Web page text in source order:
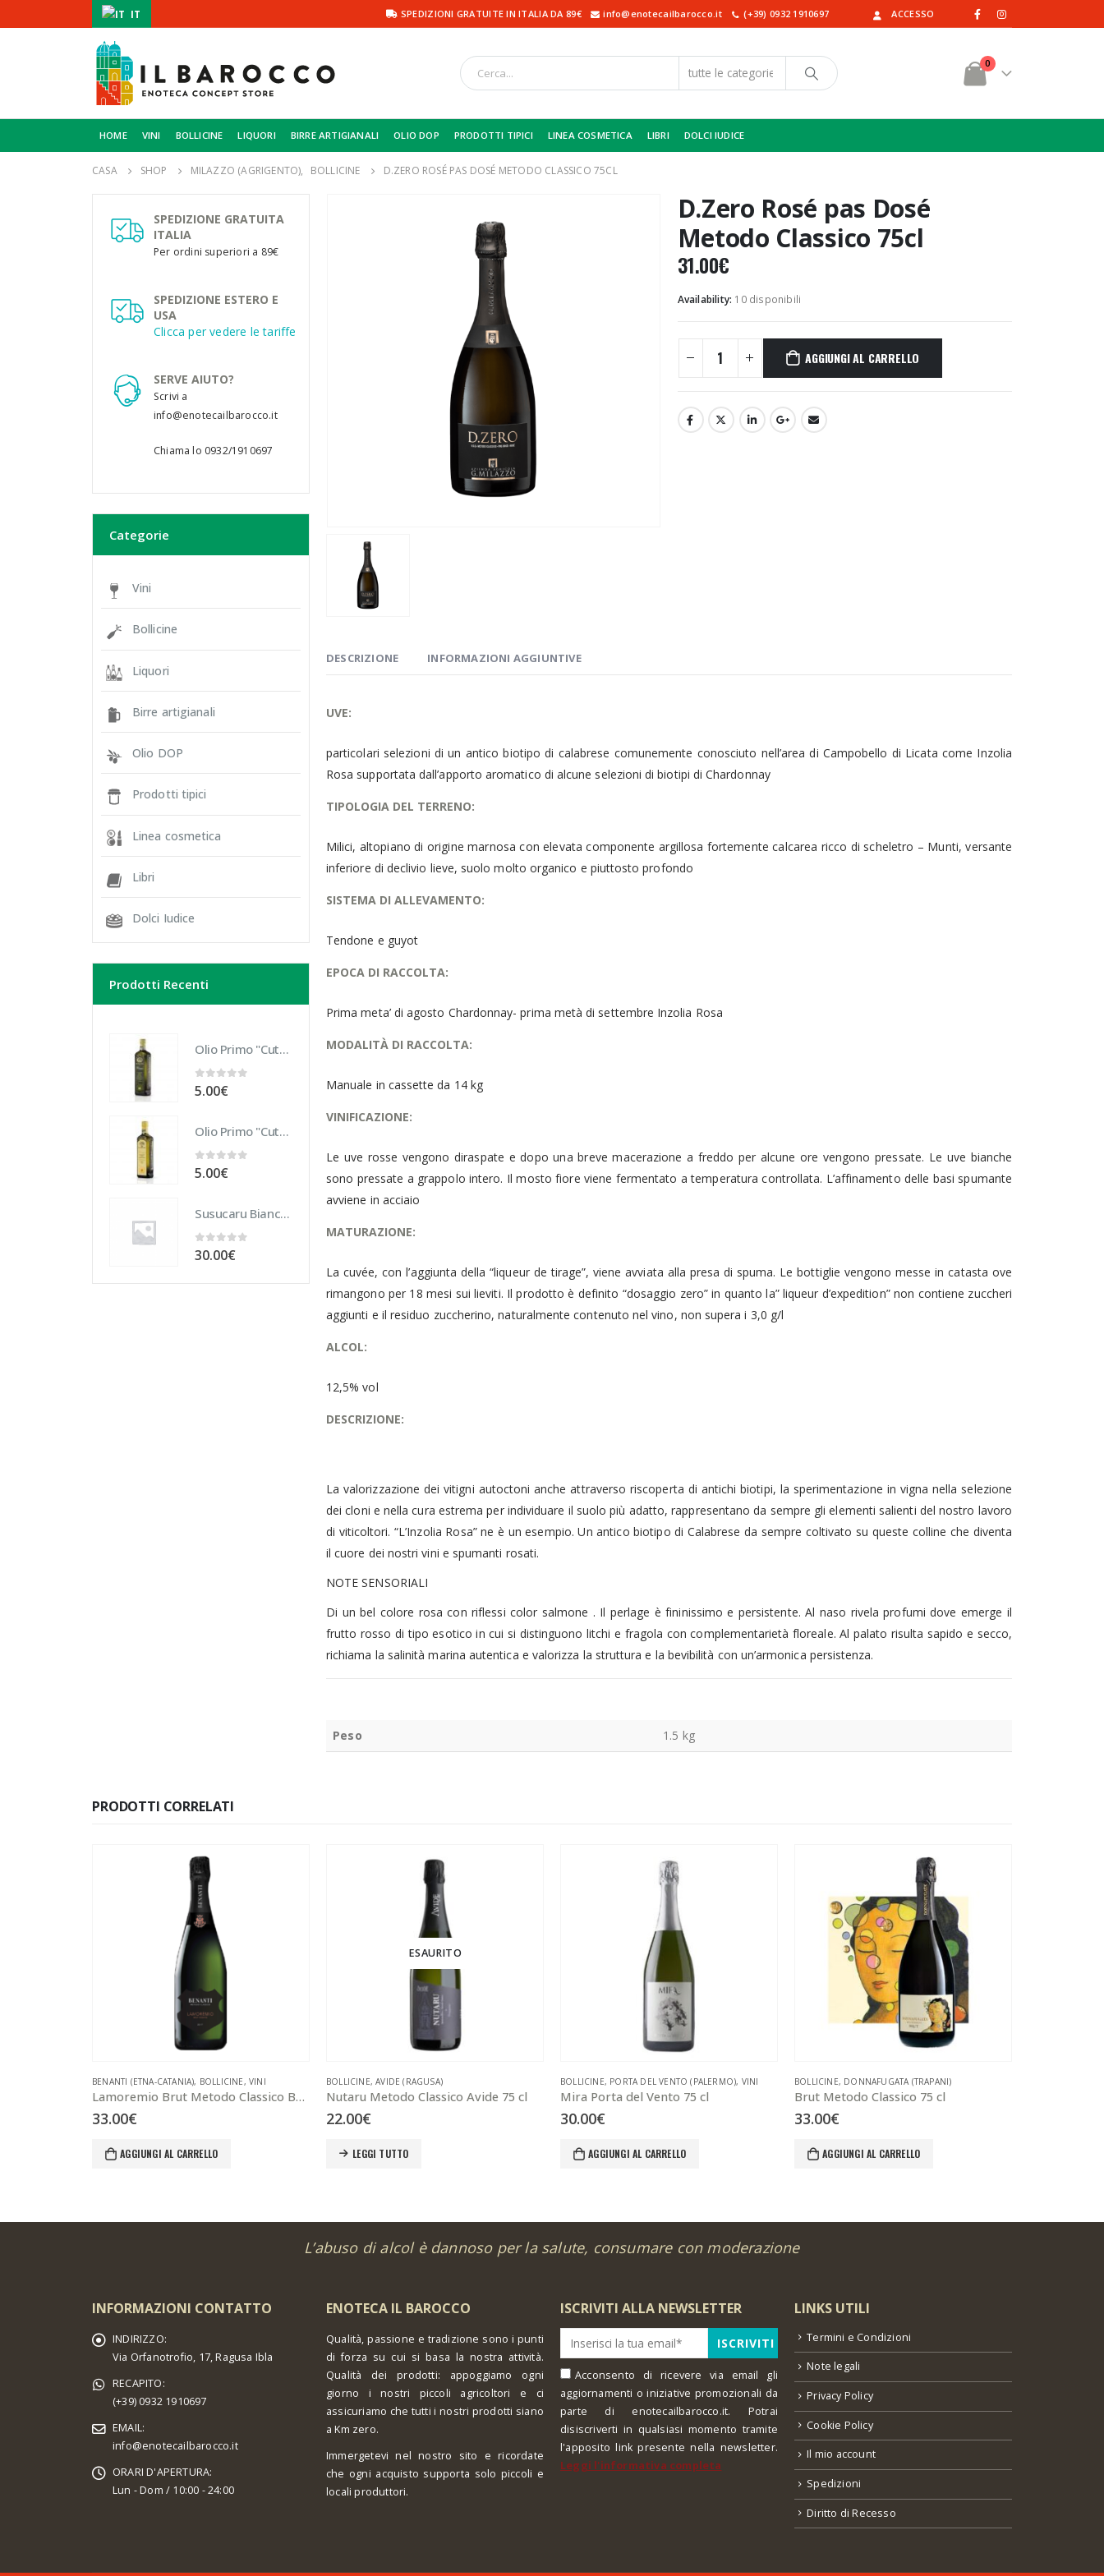
IT SPEDIZIONI GRATUITE IN ITALIA DA 89€ info@enotecailbarocco.it (+39) 0932 1910697 ACCESSO
0
HOME VINI BOLLICINE LIQUORI BIRRE ARTIGIANALI OLIO DOP PRODOTTI TIPICI LINEA COSMETICA LIBRI DOLCI IUDICE
CASA SHOP MILAZZO (AGRIGENTO), BOLLICINE D.ZERO ROSÉ PAS DOSÉ METODO CLASSICO 75CL
D.Zero Rosé pas Dosé
Metodo Classico 75cl
31.00€
Availability: 10 disponibili
AGGIUNGI AL CARRELLO
DESCRIZIONE INFORMAZIONI AGGIUNTIVE
UVE:
particolari selezioni di un antico biotipo di calabrese comunemente conosciuto nell’area di Campobello di Licata come Inzolia
Rosa supportata dall’apporto aromatico di alcune selezioni di biotipi di Chardonnay
TIPOLOGIA DEL TERRENO:
Milici, altopiano di origine marnosa con elevata componente argillosa fortemente calcarea ricco di scheletro – Munti, versante
inferiore di declivio lieve, suolo molto organico e piuttosto profondo
SISTEMA DI ALLEVAMENTO:
Tendone e guyot
EPOCA DI RACCOLTA:
Prima meta’ di agosto Chardonnay- prima metà di settembre Inzolia Rosa
MODALITÀ DI RACCOLTA:
Manuale in cassette da 14 kg
VINIFICAZIONE:
Le uve rosse vengono diraspate e dopo una breve macerazione a freddo per alcune ore vengono pressate. Le uve bianche
sono pressate a grappolo intero. Il mosto fiore viene fermentato a temperatura controllata. L’affinamento delle basi spumante
avviene in acciaio
MATURAZIONE:
La cuvée, con l’aggiunta della “liqueur de tirage”, viene avviata alla presa di spuma. Le bottiglie vengono messe in catasta ove
rimangono per 18 mesi sui lieviti. Il prodotto è definito “dosaggio zero” in quanto la” liqueur d’expedition” non contiene zuccheri
aggiunti e il residuo zuccherino, naturalmente contenuto nel vino, non supera i 3,0 g/l
ALCOL:
12,5% vol
DESCRIZIONE:
La valorizzazione dei vitigni autoctoni anche attraverso riscoperta di antichi biotipi, la sperimentazione in vigna nella selezione
dei cloni e nella cura estrema per individuare il suolo più adatto, rappresentano da sempre gli elementi salienti del nostro lavoro
di viticoltori. “L’Inzolia Rosa” ne è un esempio. Un antico biotipo di Calabrese da sempre coltivato su queste colline che diventa
il cuore dei nostri vini e spumanti rosati.
NOTE SENSORIALI
Di un bel colore rosa con riflessi color salmone . Il perlage è fininissimo e persistente. Al naso rivela profumi dove emerge il
frutto rosso di tipo esotico in cui si distinguono litchi e fragola con complementarietà floreale. Al palato risulta sapido e secco,
richiama la salinità marina autentica e valorizza la struttura e la bevibilità con un’armonica persistenza.
Peso 1.5 kg
SPEDIZIONE GRATUITA
ITALIA
Per ordini superiori a 89€
SPEDIZIONE ESTERO E
USA
Clicca per vedere le tariffe
SERVE AIUTO?
Scrivi a
info@enotecailbarocco.it
Chiama lo 0932/1910697
Categorie
Vini
Bollicine
Liquori
Birre artigianali
Olio DOP
Prodotti tipici
Linea cosmetica
Libri
Dolci Iudice
Prodotti Recenti
Olio Primo "Cutrera" Biologico 10 cl
0 Su 5
5.00€
Olio Primo "Cutrera" DOP 10 cl
0 Su 5
5.00€
Susucaru Bianco 75 cl
0Su 5
30.00€
0Su 5
5.00 €
5.00€
PRODOTTI CORRELATI
BENANTI (ETNA-CATANIA), BOLLICINE,VINI
Lamoremio Brut Metodo Classico Brut Rosato 75 cl
33.00€
AGGIUNGI AL CARRELLO
ESAURITO
BOLLICINE,AVIDE (RAGUSA)
Nutaru Metodo Classico Avide 75 cl
22.00€
LEGGI TUTTO
BOLLICINE, PORTA DEL VENTO (PALERMO), VINI
Mira Porta del Vento 75 cl
30.00€
AGGIUNGI AL CARRELLO
BOLLICINE, DONNAFUGATA (TRAPANI)
Brut Metodo Classico 75 cl
33.00€
AGGIUNGI AL CARRELLO
L’abuso di alcol è dannoso per la salute, consumare con moderazione
INFORMAZIONI CONTATTO
INDIRIZZO:
Via Orfanotrofio, 17, Ragusa Ibla
RECAPITO:
(+39) 0932 1910697
EMAIL:
info@enotecailbarocco.it
ORARI D'APERTURA:
Lun - Dom / 10:00 - 24:00
ENOTECA IL BAROCCO
Qualità, passione e tradizione sono i punti
di forza su cui si basa la nostra attività.
Qualità dei prodotti: appoggiamo ogni
giorno i nostri piccoli agricoltori e ci
assicuriamo che tutti i nostri prodotti siano
a Km zero.
Immergetevi nel nostro sito e ricordate
che ogni acquisto supporta solo piccoli e
locali produttori.
ISCRIVITI ALLA NEWSLETTER
Acconsento di ricevere via email gli
aggiornamenti o iniziative promozionali da
parte di enotecailbarocco.it. Potrai
disiscriverti in qualsiasi momento tramite
l'apposito link presente nella newsletter.
Leggi l'informativa completa
LINKS UTILI
Termini e Condizioni
Note legali
Privacy Policy
Cookie Policy
Il mio account
Spedizioni
Diritto di Recesso